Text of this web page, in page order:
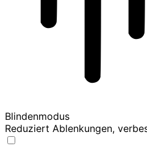
Blindenmodus
Reduziert Ablenkungen,